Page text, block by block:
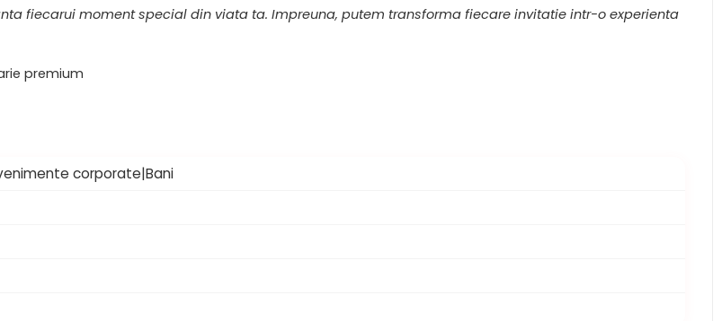
fiecarui moment special din viata ta. Impreuna, putem transforma fiecare invitatie intr-o experienta
premium
corporate|Bani